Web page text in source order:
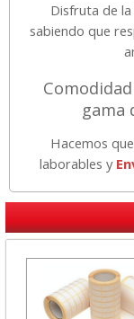
Disfruta de
sabiendo que
gama
Hacemos
laborables y